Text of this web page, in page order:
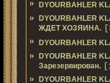
DYOURBAHLER
DYOURBAHLER
ЖДЕТ ХОЗЯИНА.
DYOURBAHLER
DYOURBAHLER
Зарезервирован.
DYOURBAHLER